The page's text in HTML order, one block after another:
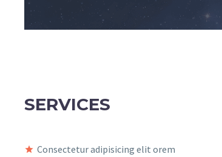
SERVICES
Consectetur adipisicing elit orem